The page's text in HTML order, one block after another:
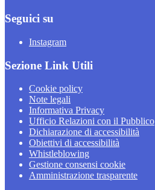
Seguici su
Instagram
Sezione Link Utili
Cookie policy
Note legali
Informativa Privacy
Ufficio Relazioni con il Pubblico
Dichiarazione di accessibilità
Obiettivi di accessibilità
Whistleblowing
Gestione consensi cookie
Amministrazione trasparente